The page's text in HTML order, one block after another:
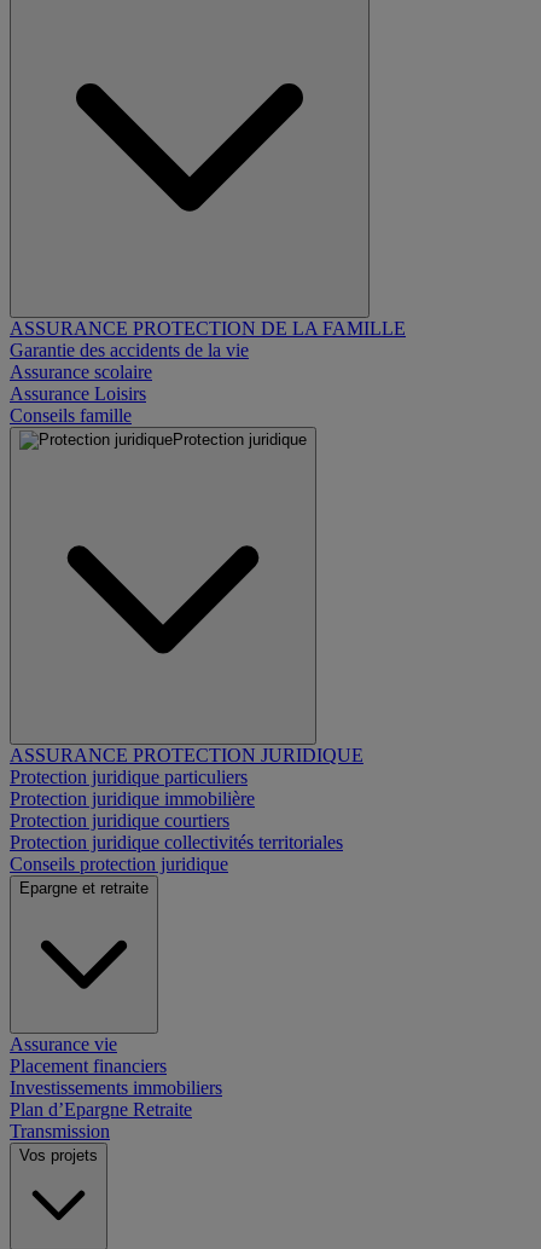
ASSURANCE PROTECTION DE LA FAMILLE
Garantie des accidents de la vie
Assurance scolaire
Assurance Loisirs
Conseils famille
Protection juridique
ASSURANCE PROTECTION JURIDIQUE
Protection juridique particuliers
Protection juridique immobilière
Protection juridique courtiers
Protection juridique collectivités territoriales
Conseils protection juridique
Epargne et retraite
Assurance vie
Placement financiers
Investissements immobiliers
Plan d’Epargne Retraite
Transmission
Vos projets